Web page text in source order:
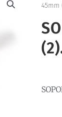
45mm